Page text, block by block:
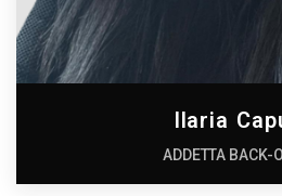
Ilaria
ADDETTA BACK-